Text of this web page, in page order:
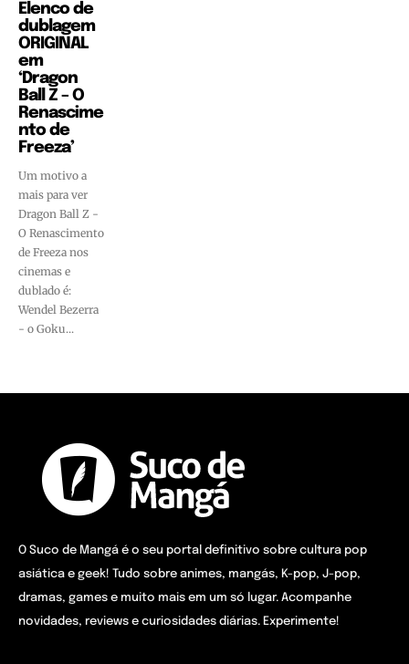
Elenco de
dublagem
ORIGINAL
em
‘Dragon
Ball Z – O
Renascime
nto de
Freeza’
Um motivo a
mais para ver
Dragon Ball Z -
O Renascimento
de Freeza nos
cinemas e
dublado é:
Wendel Bezerra
- o Goku...
O Suco de Mangá é o seu portal definitivo sobre cultura pop
asiática e geek! Tudo sobre animes, mangás, K-pop, J-pop,
dramas, games e muito mais em um só lugar. Acompanhe
novidades, reviews e curiosidades diárias. Experimente!